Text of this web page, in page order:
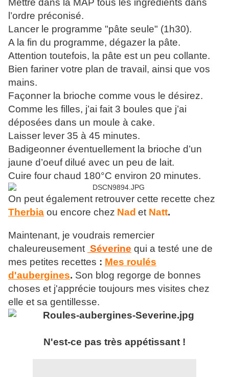
Mettre dans la MAP tous les ingrédients dans
l’ordre préconisé.
Lancer le programme "pâte seule" (1h30).
A la fin du programme, dégazer la pâte.
Attention toutefois, la pâte est un peu collante.
Bien fariner votre plan de travail, ainsi que vos
mains.
Façonner la brioche comme vous le désirez.
Comme les filles, j’ai fait 3 boules que j’ai
déposées dans un moule à cake.
Laisser lever 35 à 45 minutes.
Badigeonner éventuellement la brioche d’un
jaune d’oeuf dilué avec un peu de lait.
Cuire four chaud 180°C environ 20 minutes.
On peut également retrouver cette recette chez
Therbia ou encore chez Nad et Natt.
Maintenant, je voudrais remercier
chaleureusement Séverine qui a testé une de
mes petites recettes : Mes roulés
d'aubergines. Son blog regorge de bonnes
choses et j'apprécie toujours mes visites chez
elle et sa gentillesse.
N'est-ce pas très appétissant !